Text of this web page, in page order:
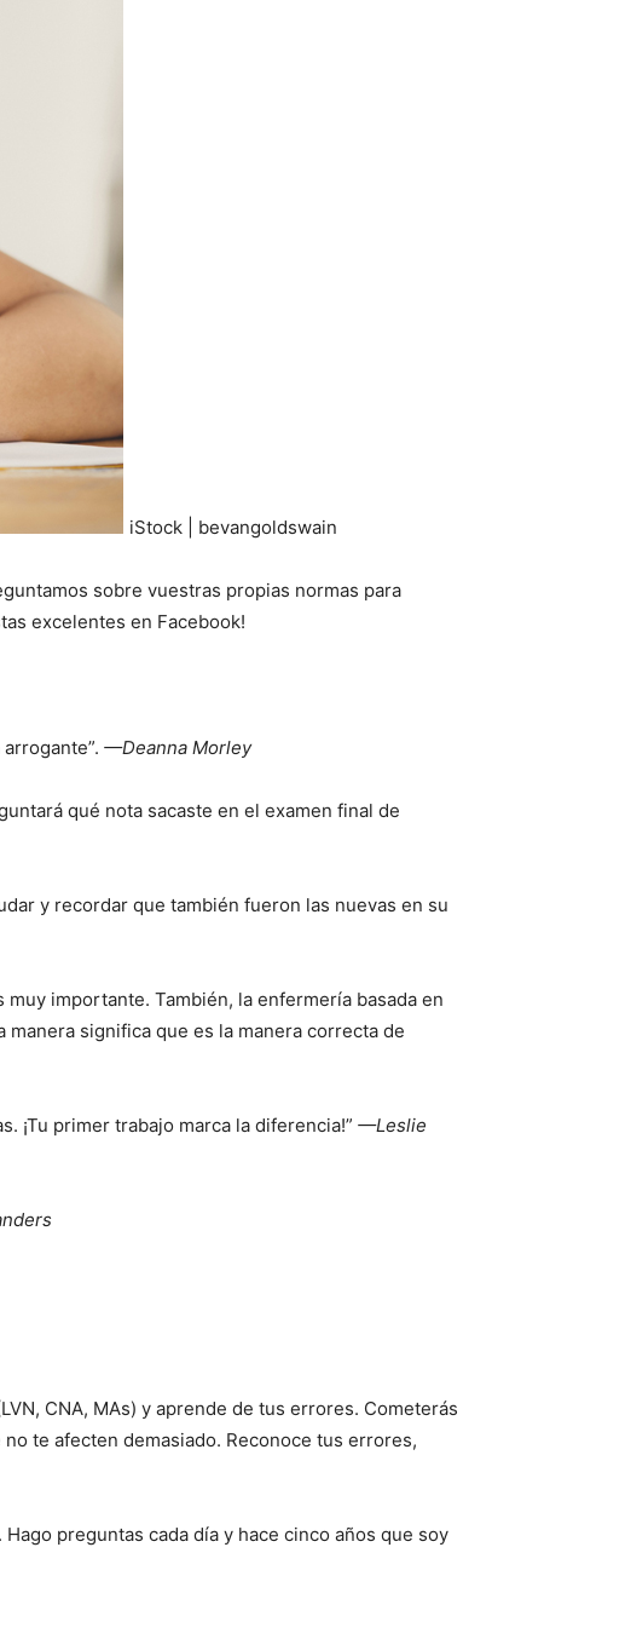
iStock | bevangoldswain
sobre vuestras propias normas para
excelentes en Facebook!
—Deanna Morley
qué nota sacaste en el examen final de
y recordar que también fueron las nuevas en su
importante. También, la enfermería basada en
significa que es la manera correcta de
¡Tu primer trabajo marca la diferencia!” —Leslie
CNA, MAs) y aprende de tus errores. Cometerás
te afecten demasiado. Reconoce tus errores,
preguntas cada día y hace cinco años que soy